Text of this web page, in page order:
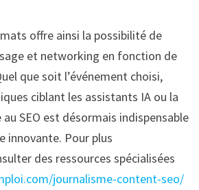
offre ainsi la possibilité de
et networking en fonction de
que soit l’événement choisi,
ciblant les assistants IA ou la
SEO est désormais indispensable
innovante. Pour plus
des ressources spécialisées
journalisme-content-seo/